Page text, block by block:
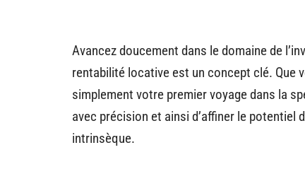
Avancez doucement dans le domaine de
rentabilité locative est un concept clé. Que
simplement votre premier voyage dans la
avec précision et ainsi d’affiner le
intrinsèque.